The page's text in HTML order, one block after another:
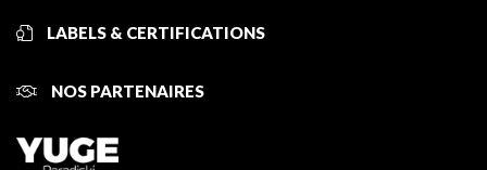
LABELS & CERTIFICATIONS
NOS PARTENAIRES